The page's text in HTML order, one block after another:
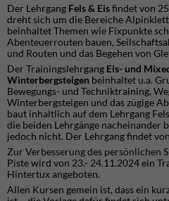
Der Lehrgang Fels& Eisfindet von
dreht sich um die Bereiche
beinhaltet Themen wie Fixpunkte
Abenteuerrouten bauen,
und Routen und das Begehen von
Der Trainingslehrgang Eis- und
Winterbergsteigen beinhaltet u.a.
Bewegungs- und Techniktraining,
Winterbergsteigen und das zügige
baut inhaltlich auf dem Lehrgang
die beiden Lehrgänge nacheinander
jedoch nicht. Der Lehrgang findet
Zur Verbesserung des persönlichen
Piste wird von 23.- 24.11.2024 ein
Hintertux angeboten.
Allen Kursen gemein ist, dass ein